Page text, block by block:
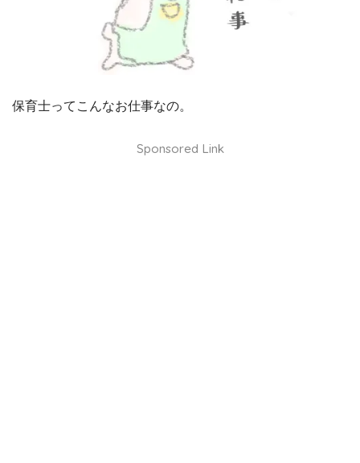
保育士ってこんなお仕事なの。
Sponsored Link